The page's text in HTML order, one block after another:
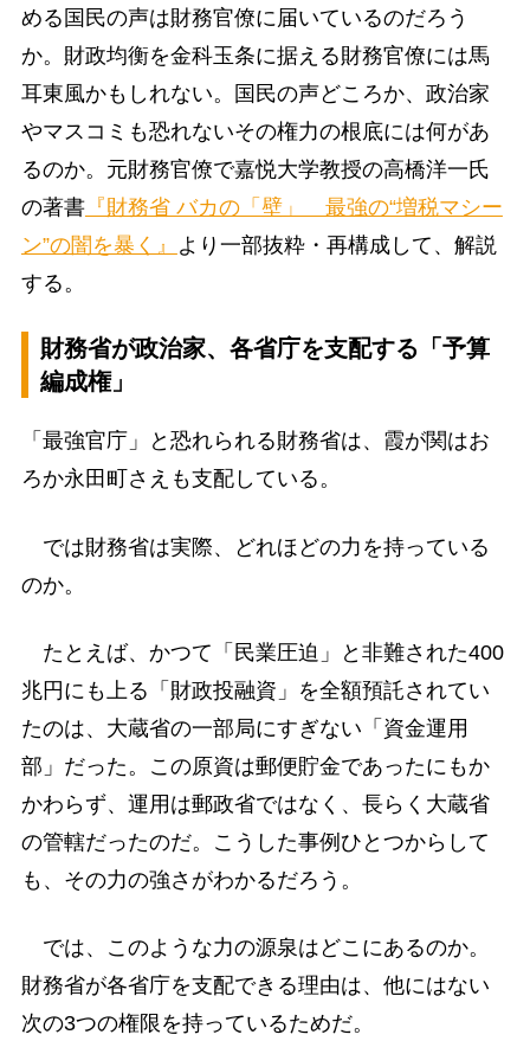
める国民の声は財務官僚に届いているのだろう
か。財政均衡を金科玉条に据える財務官僚には馬
耳東風かもしれない。国民の声どころか、政治家
やマスコミも恐れないその権力の根底には何があ
るのか。元財務官僚で嘉悦大学教授の高橋洋一氏
の著書『財務省 バカの「壁」 最強の“増税マシー
ン”の闇を暴く』
より一部抜粋・再構成して、解説
する。
財務省が政治家、各省庁を支配する「予算
編成権」
「最強官庁」と恐れられる財務省は、霞が関はお
ろか永田町さえも支配している。
では財務省は実際、どれほどの力を持っている
のか。
たとえば、かつて「民業圧迫」と非難された400
兆円にも上る「財政投融資」を全額預託されてい
たのは、大蔵省の一部局にすぎない「資金運用
部」だった。この原資は郵便貯金であったにもか
かわらず、運用は郵政省ではなく、長らく大蔵省
の管轄だったのだ。こうした事例ひとつからして
も、その力の強さがわかるだろう。
では、このような力の源泉はどこにあるのか。
財務省が各省庁を支配できる理由は、他にはない
次の3つの権限を持っているためだ。